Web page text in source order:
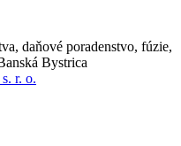
daňové poradenstvo, fúzie,
Bystrica